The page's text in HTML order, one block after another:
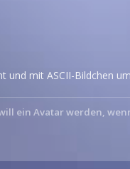
mit ASCII-Bildchen
ein Avatar werden,